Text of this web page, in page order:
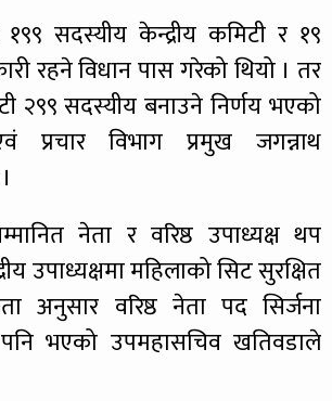
१९९ सदस्यीय केन्द्रीय कमिटी र १९
रहने विधान पास गरेको थियो । तर
२९९ सदस्यीय बनाउने निर्णय भएको
प्रचार विभाग प्रमुख जगन्नाथ
नेता र वरिष्ठ उपाध्यक्ष थप
उपाध्यक्षमा महिलाको सिट सुरक्षित
अनुसार वरिष्ठ नेता पद सिर्जना
भएको उपमहासचिव खतिवडाले